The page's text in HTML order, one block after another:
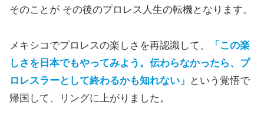
そのことが その後のプロレス人生の転機となります。
メキシコでプロレスの楽しさを再認識して、
「この楽
しさを日本でもやってみよう。伝わらなかったら、プ
ロレスラーとして終わるかも知れない」
という覚悟で
帰国して、リングに上がりました。